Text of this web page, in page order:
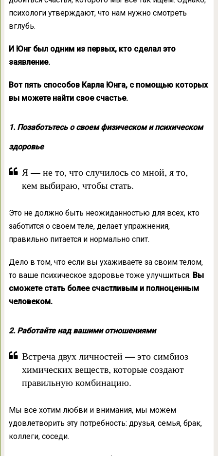
психологи утверждают, что нам нужно смотреть
вглубь.
И Юнг был одним из первых, кто сделал это
заявление.
Вот пять способов Карла Юнга, с помощью которых
вы можете найти свое счастье.
1. Позаботьтесь о своем физическом и психическом
здоровье
Я—не то, что случилось со мной, я то,
кем выбираю, чтобы стать.
Это не должно быть неожиданностью для всех, кто
заботится о своем теле, делает упражнения,
правильно питается и нормально спит.
Дело в том, что если вы ухаживаете за своим телом,
то ваше психическое здоровье тоже улучшиться. Вы
сможете стать более счастливым и полноценным
человеком.
2. Работайте над вашими отношениями
Встреча двух личностей—это симбиоз
химических веществ, которые создают
правильную комбинацию.
Мы все хотим любви и внимания, мы можем
удовлетворить эту потребность: друзья, семья, брак,
коллеги, соседи.